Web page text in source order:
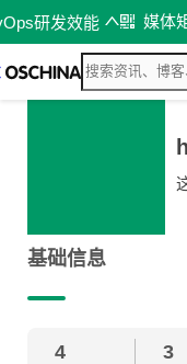
研发效能 媒体
基础信息
4 3